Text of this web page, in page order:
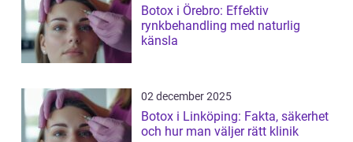
Botox i Örebro: Effektiv
rynkbehandling med naturlig
känsla
02 december 2025
Botox i Linköping: Fakta, säkerhet
och hur man väljer rätt klinik